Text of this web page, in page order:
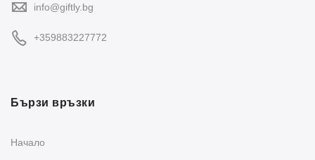
info@giftly.bg
+359883227772
Бързи връзки
Начало